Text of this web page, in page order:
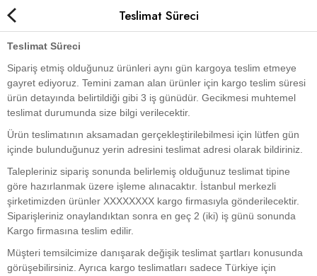
Çikolatalı Kestane Şekeri
Sade Kestane Şekeri
Kavanoz Kestane Şekeri
Special Kestane Şekeri
Karyokalar
Hediyelik
Teslimat Süreci
Teslimat Süreci
Sipariş etmiş olduğunuz ürünleri aynı gün kargoya teslim etmeye
gayret ediyoruz. Temini zaman alan ürünler için kargo teslim süresi
ürün detayında belirtildiği gibi 3 iş günüdür. Gecikmesi muhtemel
teslimat durumunda size bilgi verilecektir.
Ürün teslimatının aksamadan gerçekleştirilebilmesi için lütfen gün
içinde bulunduğunuz yerin adresini teslimat adresi olarak bildiriniz.
Talepleriniz sipariş sonunda belirlemiş olduğunuz teslimat tipine
göre hazırlanmak üzere işleme alınacaktır. İstanbul merkezli
şirketimizden ürünler XXXXXXXX kargo firmasıyla gönderilecektir.
Siparişleriniz onaylandıktan sonra en geç 2 (iki) iş günü sonunda
Kargo firmasına teslim edilir.
Müşteri temsilcimize danışarak değişik teslimat şartları konusunda
görüşebilirsiniz. Ayrıca kargo teslimatları sadece Türkiye için